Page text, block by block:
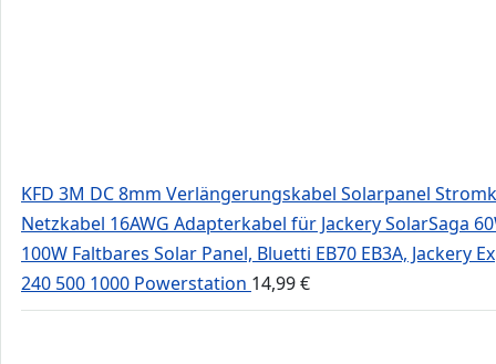
KFD 3M DC 8mm Verlängerungskabel Solarpanel
Netzkabel 16AWG Adapterkabel für Jackery SolarSaga
100W Faltbares Solar Panel, Bluetti EB70 EB3A, Jackery
240 500 1000 Powerstation 14,99€